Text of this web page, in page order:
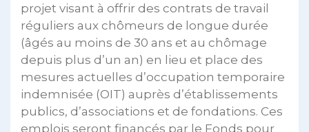
projet visant à offrir des contrats de travail
réguliers aux chômeurs de longue durée
(âgés au moins de 30 ans et au chômage
depuis plus d’un an) en lieu et place des
mesures actuelles d’occupation temporaire
indemnisée (OIT) auprès d’établissements
publics, d’associations et de fondations. Ces
emplois seront financés par le Fonds pour